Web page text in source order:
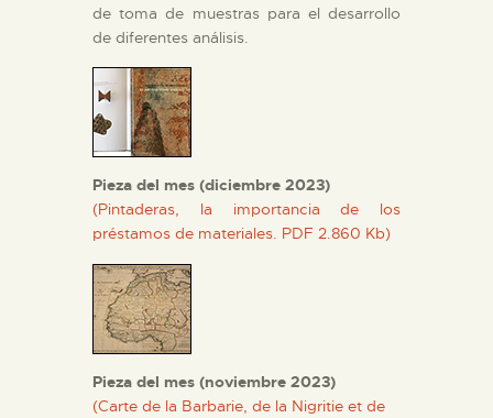
de toma de muestras para el desarrollo
de diferentes análisis.
Pieza del mes (diciembre 2023)
(Pintaderas, la importancia de los
préstamos de materiales. PDF 2.860 Kb)
Pieza del mes (noviembre 2023)
(Carte de la Barbarie, de la Nigritie et de